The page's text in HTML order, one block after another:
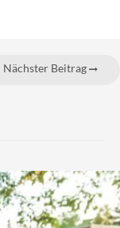
Nächster Beitrag